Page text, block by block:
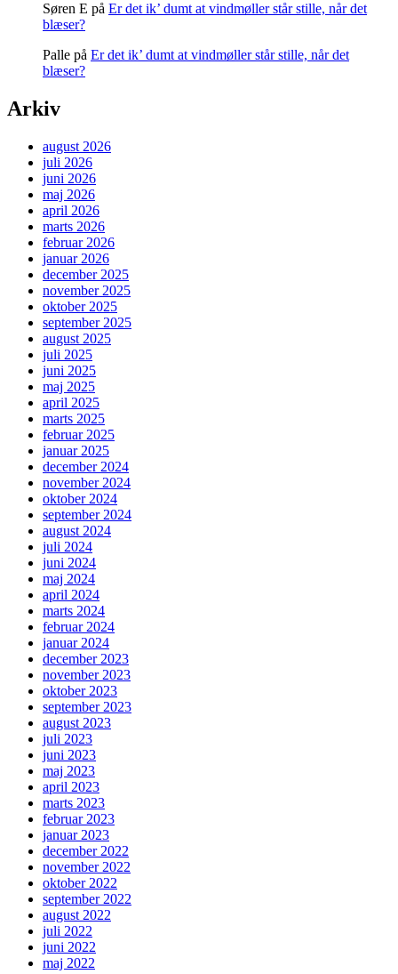
Søren E på Er det ik’ dumt at vindmøller står stille, når det
blæser?
Palle på Er det ik’ dumt at vindmøller står stille, når det
blæser?
Arkiv
august 2026
juli 2026
juni 2026
maj 2026
april 2026
marts 2026
februar 2026
januar 2026
december 2025
november 2025
oktober 2025
september 2025
august 2025
juli 2025
juni 2025
maj 2025
april 2025
marts 2025
februar 2025
januar 2025
december 2024
november 2024
oktober 2024
september 2024
august 2024
juli 2024
juni 2024
maj 2024
april 2024
marts 2024
februar 2024
januar 2024
december 2023
november 2023
oktober 2023
september 2023
august 2023
juli 2023
juni 2023
maj 2023
april 2023
marts 2023
februar 2023
januar 2023
december 2022
november 2022
oktober 2022
september 2022
august 2022
juli 2022
juni 2022
maj 2022